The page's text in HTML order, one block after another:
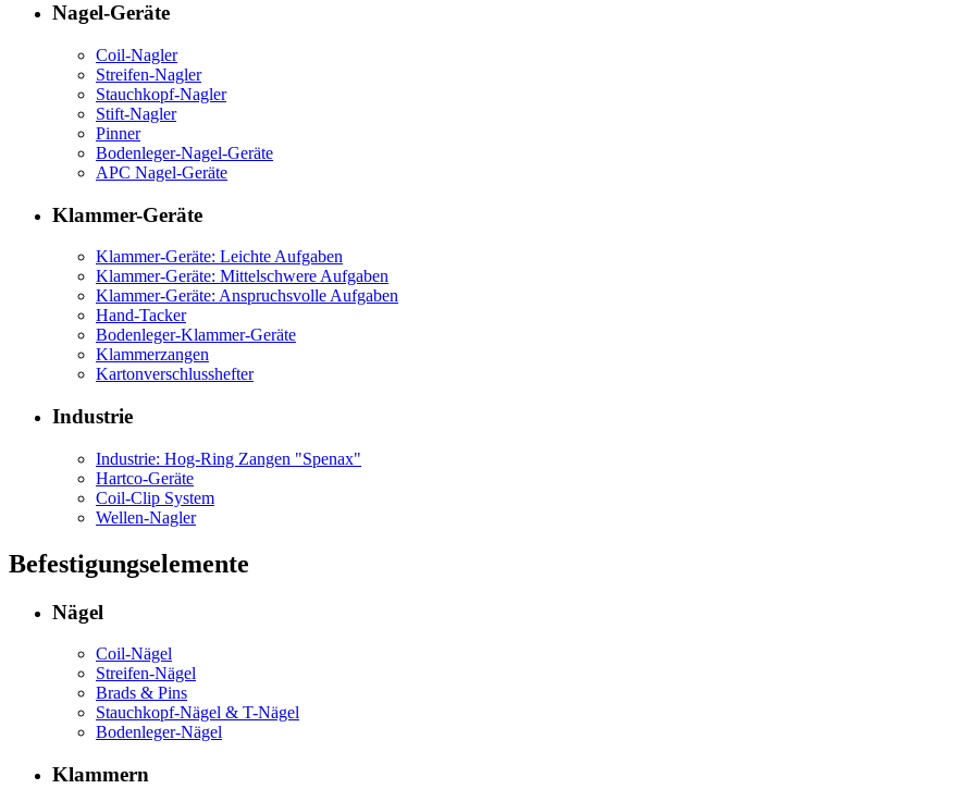
Nagel-Geräte
Coil-Nagler
Streifen-Nagler
Stauchkopf-Nagler
Stift-Nagler
Pinner
Bodenleger-Nagel-Geräte
APC Nagel-Geräte
Klammer-Geräte
Klammer-Geräte: Leichte Aufgaben
Klammer-Geräte: Mittelschwere Aufgaben
Klammer-Geräte: Anspruchsvolle Aufgaben
Hand-Tacker
Bodenleger-Klammer-Geräte
Klammerzangen
Kartonverschlusshefter
Industrie
Industrie: Hog-Ring Zangen "Spenax"
Hartco-Geräte
Coil-Clip System
Wellen-Nagler
Befestigungselemente
Nägel
Coil-Nägel
Streifen-Nägel
Brads & Pins
Stauchkopf-Nägel & T-Nägel
Bodenleger-Nägel
Klammern